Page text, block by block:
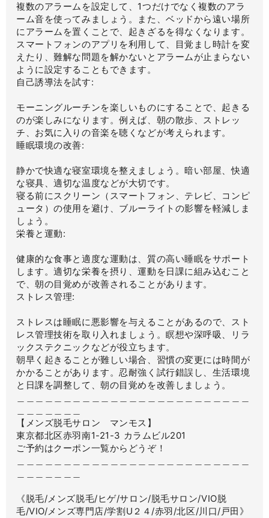
複数のアラームを設定して、1つだけでなく複数のアラ
ーム音を使ってみましょう。また、ベッドから遠い場所
にアラームを置くことで、起きざるを得なくなります。
スマートフォンのアプリを利用して、目覚まし時計を変
えたり、難解な問題を解かないとアラームが止まらない
ように設定することもできます。
自己誘導法を試す:
モーニングルーチンを楽しいものにすることで、起きる
のが楽しみになります。例えば、朝の散歩、ストレッ
チ、お気に入りの音楽を聴くなどが考えられます。
睡眠環境の改善:
静かで快適な寝室環境を整えましょう。暗い部屋、快適
な寝具、適切な温度などが大切です。
寝る前にスクリーン（スマートフォン、テレビ、コンピ
ュータ）の使用を避け、ブルーライトの影響を軽減しま
しょう。
栄養と運動:
健康的な食事と適度な運動は、質の高い睡眠をサポート
します。適切な栄養を摂り、運動を日課に組み込むこと
で、朝の目覚めが改善されることがあります。
ストレス管理:
ストレスは睡眠に悪影響を与えることがあるので、スト
レス管理技術を取り入れましょう。瞑想や深呼吸、リラ
ックステクニックなどが役立ちます。
朝早く起きることが難しい場合、習慣の変更には時間が
かかることがあります。忍耐強く試行錯誤し、生活環境
と日課を調整して、朝の目覚めを改善しましょう。
【メンズ脱毛サロン マンモス】
東京都北区赤羽南1-21-3 カラムビル201
ご予約はクーポン一覧からどうぞ！
《脱毛/メンズ脱毛/ヒゲ/サロン/脱毛サロン/VIO脱
毛/VIO/メンズ専門店/学割U２４/赤羽/北区/川口/戸田》